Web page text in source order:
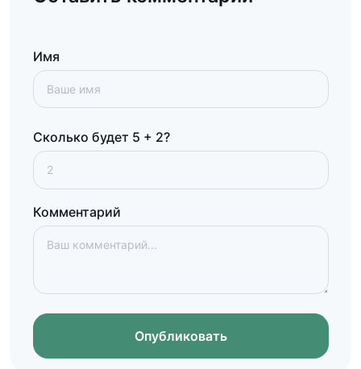
Имя
Сколько будет 5 + 2?
Комментарий
Опубликовать